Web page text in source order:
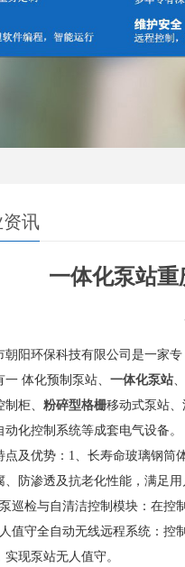
讯
一体化泵站
朝阳环保科技有限公司是一家
一 体化预制泵站、 一体化泵站、
柜、 粉碎型格栅移动式泵站
动化控制系统等成套电气设备。
点及优势：1、长寿命玻璃钢筒
、防渗透及抗老化性能，满足
巡检与自清洁控制模块：在控
值守全自动无线远程系统：控
实现泵站无人值守。